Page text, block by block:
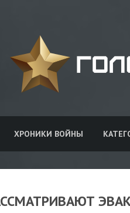
ХРОНИКИ ВОЙНЫ